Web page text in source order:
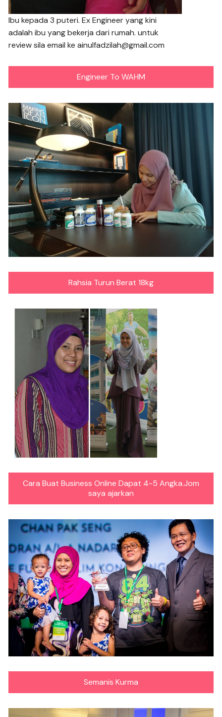
Ibu kepada 3 puteri. Ex Engineer yang kini
adalah ibu yang bekerja dari rumah. untuk
review sila email ke ainulfadzilah@gmail.com
Engineer To WAHM
Rahsia Turun Berat 18kg
Cara Buat Business Online Dapat 4-5 Angka.Jom
saya ajarkan
Semanis Kurma